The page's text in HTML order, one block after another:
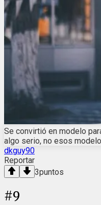
Se convirtió en modelo
algo serio, no esos
dkguy90
Reportar
3puntos
#9